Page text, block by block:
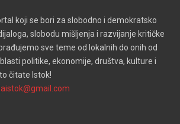
koji se bori za slobodno i demokratsko
slobodu mišljenja i razvijanje kritičke
sve teme od lokalnih do onih od
politike, ekonomije, društva, kulture i
čitate Istok!